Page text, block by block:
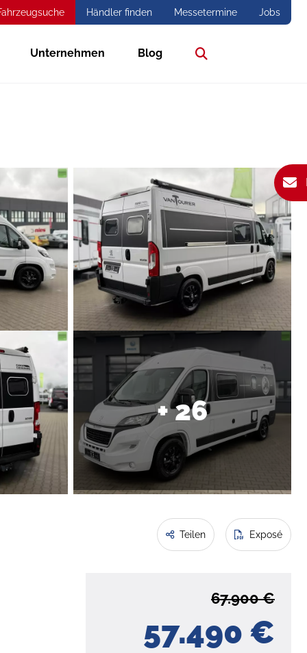
Händler finden Messetermine Jobs
Unternehmen Blog
+ 26
Teilen Exposé
57.490 €
67.900 €